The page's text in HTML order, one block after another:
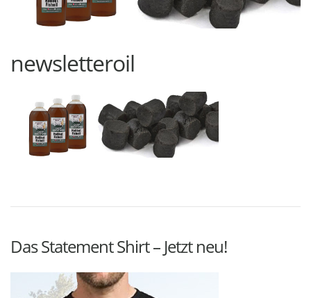
newsletteroil
Das Statement Shirt – Jetzt neu!